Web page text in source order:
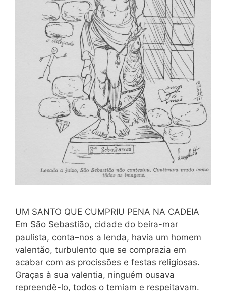
UM SANTO QUE CUMPRIU PENA NA CADEIA
Em São Sebastião, cidade do beira-mar
paulista, conta–nos a lenda, havia um homem
valentão, turbulento que se comprazia em
acabar com as procissões e festas religiosas.
Graças à sua valentia, ninguém ousava
repreendê-lo, todos o temiam e respeitavam.